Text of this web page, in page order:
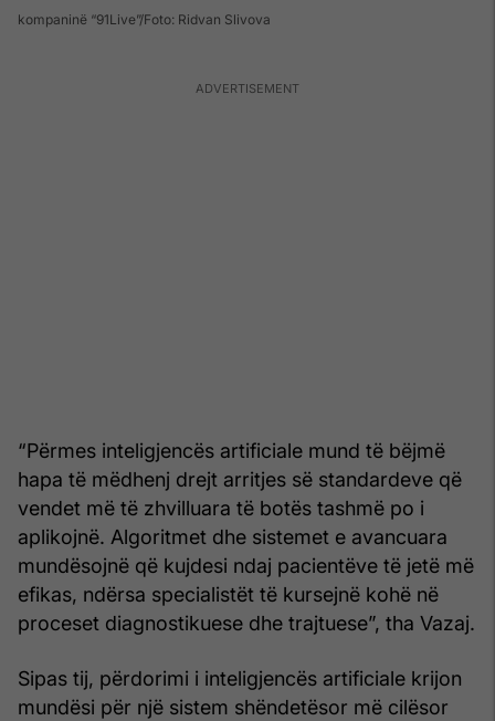
kompaninë “91Live” Foto: Ridvan Slivova
“Përmes inteligjencës artificiale mund të bëjmë
hapa të mëdhenj drejt arritjes së standardeve që
vendet më të zhvilluara të botës tashmë po i
aplikojnë. Algoritmet dhe sistemet e avancuara
mundësojnë që kujdesi ndaj pacientëve të jetë më
efikas, ndërsa specialistët të kursejnë kohë në
proceset diagnostikuese dhe trajtuese”, tha Vazaj.
Sipas tij, përdorimi i inteligjencës artificiale krijon
mundësi për një sistem shëndetësor më cilësor